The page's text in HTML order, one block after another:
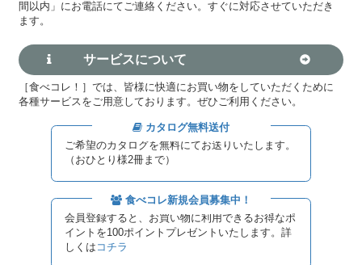
間以内」にお電話にてご連絡ください。すぐに対応させていただき
ます。
サービスについて
［食べコレ！］では、皆様に快適にお買い物をしていただくために
各種サービスをご用意しております。ぜひご利用ください。
カタログ無料送付
ご希望のカタログを無料にてお送りいたします。
（おひとり様2冊まで）
食べコレ新規会員募集中！
会員登録すると、お買い物に利用できるお得なポ
イントを100ポイントプレゼントいたします。詳
しくは コチラ